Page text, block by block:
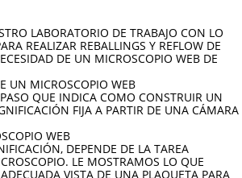
LABORATORIO DE TRABAJO CON LO
REALIZAR REBALLINGS Y REFLOW DE
DE UN MICROSCOPIO WEB DE
UN MICROSCOPIO WEB
QUE INDICA COMO CONSTRUIR UN
FIJA A PARTIR DE UNA CÁMARA
WEB
DEPENDE DE LA TAREA
LE MOSTRAMOS LO QUE
VISTA DE UNA PLAQUETA PARA